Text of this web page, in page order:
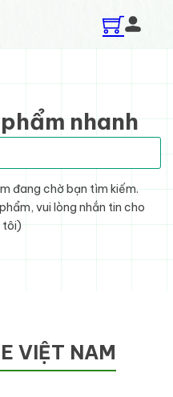
nhanh
đang chờ bạn tìm kiếm.
vui lòng nhắn tin cho
tôi)
VIỆT NAM